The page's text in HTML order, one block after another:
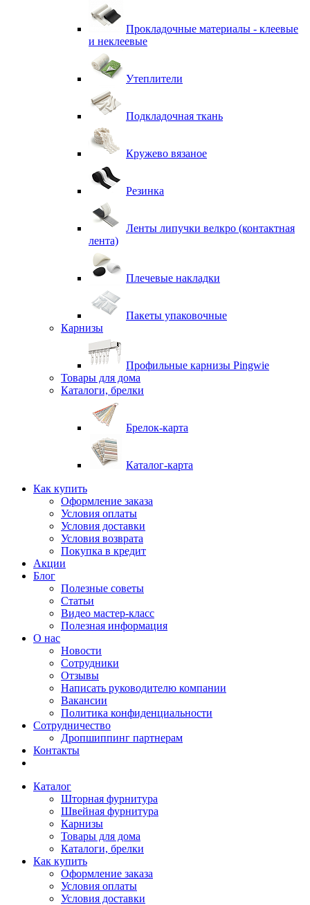
Прокладочные материалы - клеевые
и неклеевые
Утеплители
Подкладочная ткань
Кружево вязаное
Резинка
Ленты липучки велкро (контактная
лента)
Плечевые накладки
Пакеты упаковочные
Карнизы
Профильные карнизы Pingwie
Товары для дома
Каталоги, брелки
Брелок-карта
Каталог-карта
Как купить
Оформление заказа
Условия оплаты
Условия доставки
Условия возврата
Покупка в кредит
Акции
Блог
Полезные советы
Статьи
Видео мастер-класс
Полезная информация
О нас
Новости
Сотрудники
Отзывы
Написать руководителю компании
Вакансии
Политика конфиденциальности
Сотрудничество
Дропшиппинг партнерам
Контакты
Каталог
Шторная фурнитура
Швейная фурнитура
Карнизы
Товары для дома
Каталоги, брелки
Как купить
Оформление заказа
Условия оплаты
Условия доставки